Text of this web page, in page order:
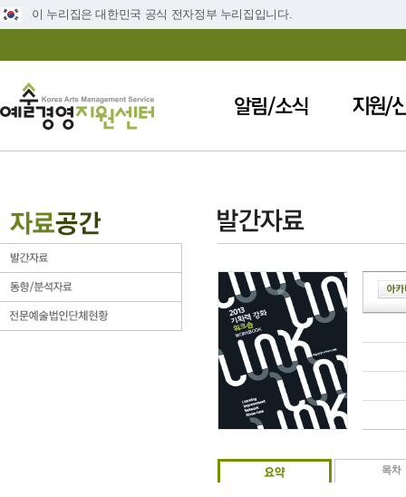
이 누리집은 대한민국 공식 전자정부 누리집입니다.